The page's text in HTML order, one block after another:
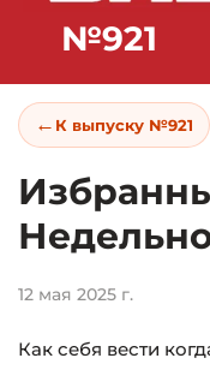
№921
← К выпуску №921
12 мая 2025 г.
Как себя вести